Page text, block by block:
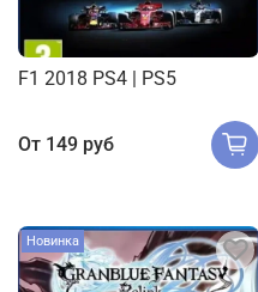
F1 2018 PS4 | PS5
От 149 руб
Новинка